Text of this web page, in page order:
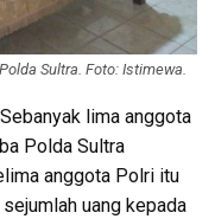
Sultra. Foto: Istimewa.
lima anggota
Polda Sultra
anggota Polri itu
uang kepada